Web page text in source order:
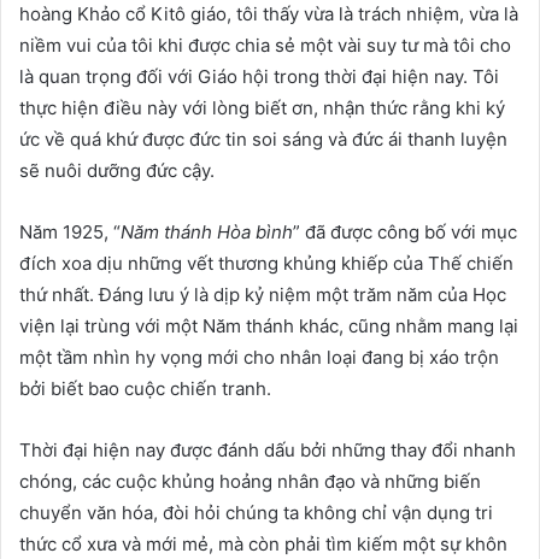
hoàng Khảo cổ Kitô giáo, tôi thấy vừa là trách nhiệm, vừa là
niềm vui của tôi khi được chia sẻ một vài suy tư mà tôi cho
là quan trọng đối với Giáo hội trong thời đại hiện nay. Tôi
thực hiện điều này với lòng biết ơn, nhận thức rằng khi ký
ức về quá khứ được đức tin soi sáng và đức ái thanh luyện
sẽ nuôi dưỡng đức cậy.
Năm 1925, “Năm thánh Hòa bình” đã được công bố với mục
đích xoa dịu những vết thương khủng khiếp của Thế chiến
thứ nhất. Đáng lưu ý là dịp kỷ niệm một trăm năm của Học
viện lại trùng với một Năm thánh khác, cũng nhằm mang lại
một tầm nhìn hy vọng mới cho nhân loại đang bị xáo trộn
bởi biết bao cuộc chiến tranh.
Thời đại hiện nay được đánh dấu bởi những thay đổi nhanh
chóng, các cuộc khủng hoảng nhân đạo và những biến
chuyển văn hóa, đòi hỏi chúng ta không chỉ vận dụng tri
thức cổ xưa và mới mẻ, mà còn phải tìm kiếm một sự khôn